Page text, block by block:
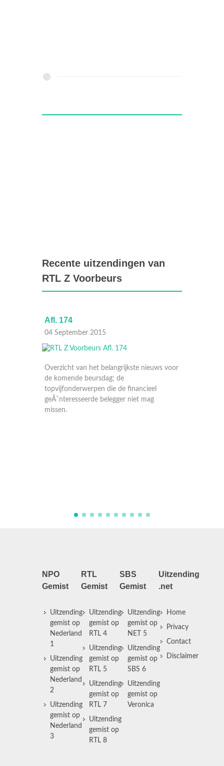
Recente uitzendingen van
RTL Z Voorbeurs
Afl. 174
04 September 2015
Overzicht van het belangrijkste nieuws voor
de komende beursdag; de
topvijfonderwerpen die de financieel
geÃ¯nteresseerde belegger niet mag
missen.
NPO
Gemist
Uitzending
gemist op
Nederland
1
Uitzending
gemist op
Nederland
2
Uitzending
gemist op
Nederland
3
RTL
Gemist
Uitzending
gemist op
RTL 4
Uitzending
gemist op
RTL 5
Uitzending
gemist op
RTL 7
Uitzending
gemist op
RTL 8
SBS
Gemist
Uitzending
gemist op
NET 5
Uitzending
gemist op
SBS 6
Uitzending
gemist op
Veronica
Uitzending
.net
Home
Privacy
Contact
Disclaimer